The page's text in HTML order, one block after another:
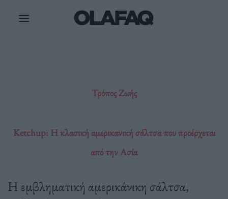
Τρόπος Ζωής
Ketchup: Η κλασική αμερικανική σάλτσα που προέρχεται
από την Ασία
Η εμβληματική αμερικάνικη σάλτσα,